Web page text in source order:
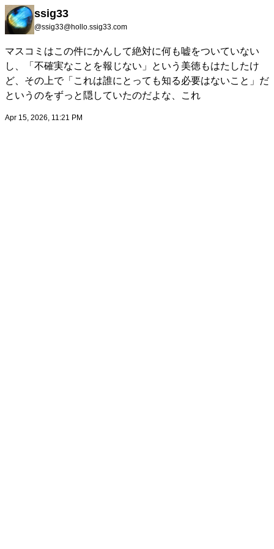
ssig33
@ssig33@hollo.ssig33.com
マスコミはこの件にかんして絶対に何も嘘をついていない
し、「不確実なことを報じない」という美徳もはたしたけ
ど、その上で「これは誰にとっても知る必要はないこと」だ
というのをずっと隠していたのだよな、これ
Apr 15, 2026, 11:21 PM